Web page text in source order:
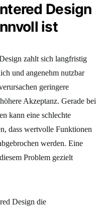
Design
ist
zahlt sich langfristig
und angenehm nutzbar
geringere
Akzeptanz. Gerade bei
kann eine schlechte
dass wertvolle Funktionen
werden. Eine
Problem gezielt
Design die